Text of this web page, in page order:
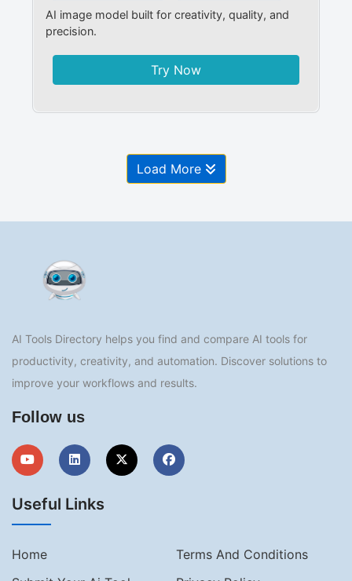
AI image model built for creativity, quality, and
precision.
Try Now
Load More
AI Tools Directory helps you find and compare AI tools for
productivity, creativity, and automation. Discover solutions to
improve your workflows and results.
Follow us
Useful Links
Home
Terms And Conditions